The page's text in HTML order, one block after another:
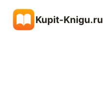
содержимому
Kupit-Knigu.ru